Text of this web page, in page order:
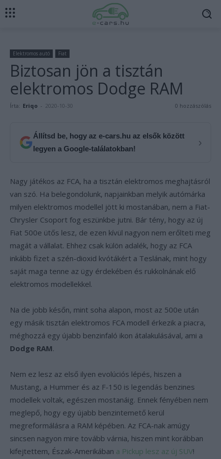
Elektromos autó Fiat
Biztosan jön a tisztán
elektromos Dodge RAM
Írta: Eriqo - 2020-10-30 0 hozzászólás
Állítsd be, hogy az e-cars.hu az elsők között
legyen a Google-találatokban!
›
Nagy játékos az FCA, ha a tisztán elektromos meghajtásról
van szó. Ha belegondolunk, napjainkban melyik autómárka
milyen elektromos modellel jött ki mostanában, nem a Fiat-
Chrysler Csoport fog eszünkbe jutni. Bár tény, hogy az új
Fiat 500e ütős lesz, de ezen kívül nagyon nem erőlteti meg
magát a vállalat. Ehhez csak külön adalék, hogy az FCA
inkább fizet a szén-dioxid kvótákért a Teslának, mint hogy
saját maga tenne az ügy érdekében és rukkolnának elő
elektromos modellekkel.
Na de jobb későn, mint soha alapon, most az 500e után
egy másik tisztán elektromos FCA modell érkezik a piacra,
méghozzá egy újabb benzinfaló ikon átalakulásával, ami a
Dodge RAM.
Nem ez lesz az első ilyen evolúciós lépés, hiszen a
Mustang, a Hummer és az F-150 is legendás benzines
modellek voltak, egészen mostanáig. Ennek fényében nem
meglepő, hogy egy újabb benzintemető kerül
megreformálásra a RAM képében. Az FCA-nak amúgy
sincsen nagyon mire tovább várnia, hiszen mint korábban
kifejtettem, Észak-Amerikában a Pickup lesz az új SUV!